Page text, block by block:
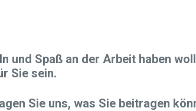
und Spaß an der Arbeit haben
Sie sein.
Sie uns, was Sie beitragen